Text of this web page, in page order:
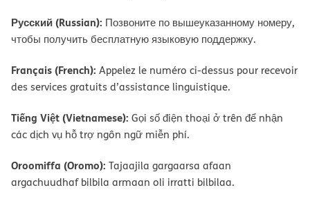
Русский (Russian): Позвоните по вышеуказанному номеру,
чтобы получить бесплатную языковую поддержку.
Français (French): Appelez le numéro ci-dessus pour recevoir
des services gratuits d’assistance linguistique.
Tiếng Việt (Vietnamese): Gọi số điện thoại ở trên để nhận
các dịch vụ hỗ trợ ngôn ngữ miễn phí.
Oroomiffa (Oromo): Tajaajila gargaarsa afaan
argachuudhaf bilbila armaan oli irratti bilbilaa.